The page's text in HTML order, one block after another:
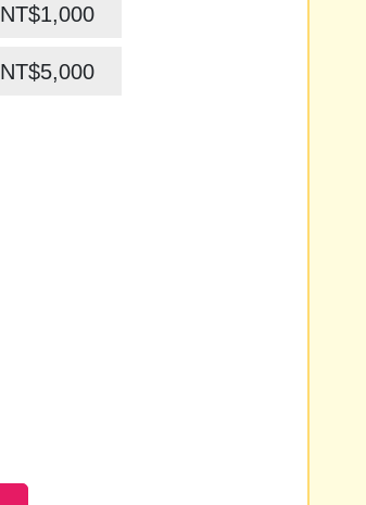
NT$1,000
NT$5,000